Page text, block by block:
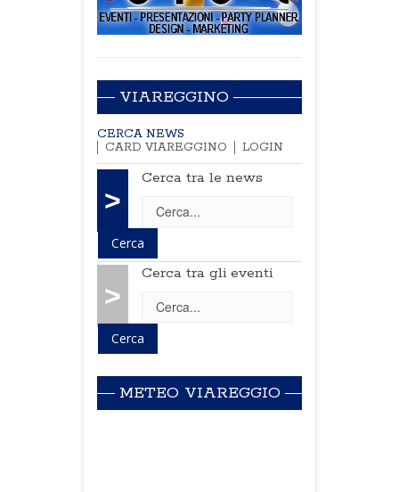
VIAREGGINO
CERCA NEWS
CARD VIAREGGINO
LOGIN
>
Cerca tra le news
>
Cerca tra gli eventi
METEO VIAREGGIO